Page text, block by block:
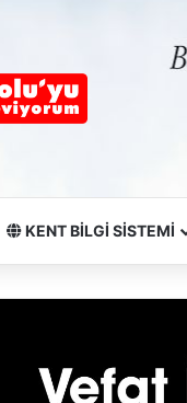
KENT BİLGİ SİSTEMİ